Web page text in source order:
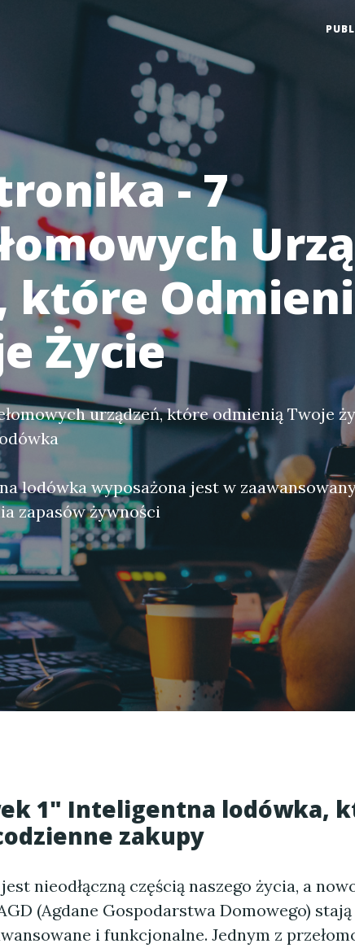
- 7
które
Życie
urządzeń, które odmienią Twoje
lodówka wyposażona jest w
zapasów żywności
1" Inteligentna lodówka,
zakupy
nieodłączną częścią naszego życia, a
(Agdane Gospodarstwa Domowego)
i funkcjonalne. Jednym z